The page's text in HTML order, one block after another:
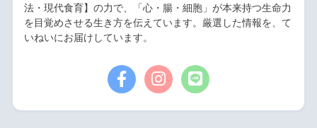
法・現代食育】の力で、「心・腸・細胞」が本来持つ生命力
を目覚めさせる生き方を伝えています。厳選した情報を、て
いねいにお届けしています。